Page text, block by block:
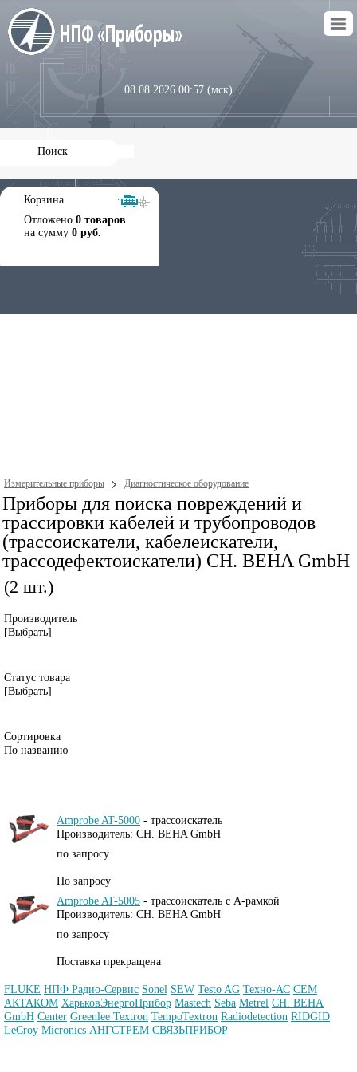
08.08.2026 00:57 (мск)
Корзина
Отложено 0 товаров
на сумму 0 руб.
Измерительные приборы Диагностическое оборудование
Приборы для поиска повреждений и
трассировки кабелей и трубопроводов
(трассоискатели, кабелеискатели,
трассодефектоискатели) CH. BEHA GmbH
(2 шт.)
Производитель
[Выбрать]
Статус товара
[Выбрать]
Сортировка
По названию
Amprobe AT-5000 - трассоискатель
Производитель: CH. BEHA GmbH
по запросу
По запросу
Amprobe AT-5005 - трассоискатель с А-рамкой
Производитель: CH. BEHA GmbH
по запросу
Поставка прекращена
FLUKE НПФ Радио-Сервис Sonel SEW Testo AG Техно-АС CEM
АКТАКОМ ХарьковЭнергоПрибор Mastech Seba Metrel CH. BEHA
GmbH Center Greenlee Textron TempoTextron Radiodetection RIDGID
LeCroy Micronics АНГСТРЕМ СВЯЗЬПРИБОР